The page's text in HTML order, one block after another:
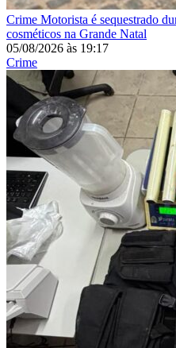
Crime Motorista é sequestrado
cosméticos na Grande Natal
05/08/2026 às 19:17
Crime